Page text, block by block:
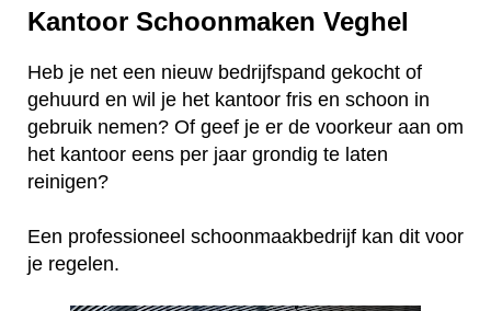
Kantoor Schoonmaken Veghel
Heb je net een nieuw bedrijfspand gekocht of
gehuurd en wil je het kantoor fris en schoon in
gebruik nemen? Of geef je er de voorkeur aan om
het kantoor eens per jaar grondig te laten
reinigen?
Een professioneel schoonmaakbedrijf kan dit voor
je regelen.